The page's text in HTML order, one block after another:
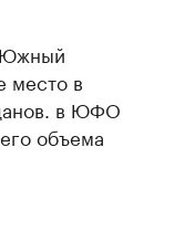
Южный
место в
в ЮФО
объема